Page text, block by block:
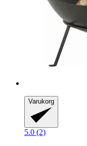
Varukorg
5.0 (2)